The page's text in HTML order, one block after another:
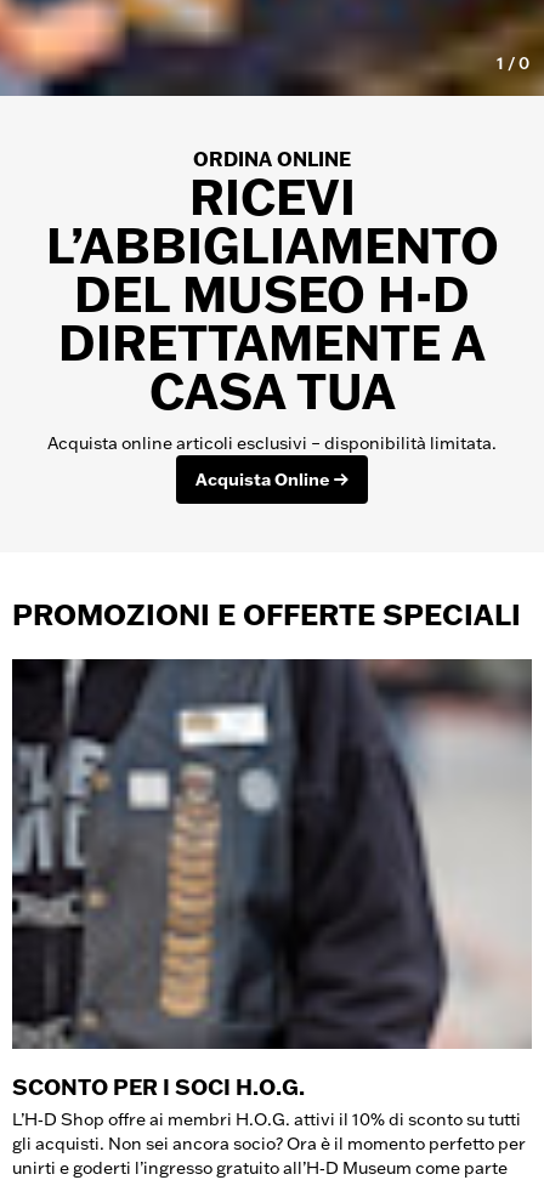
1 /0
ORDINA ONLINE
RICEVI
L’ABBIGLIAMENTO
DEL MUSEO H-D
DIRETTAMENTE A
CASA TUA
Acquista online articoli esclusivi – disponibilità limitata.
Acquista Online
PROMOZIONI E OFFERTE SPECIALI
SCONTO PER I SOCI H.O.G.
L’H‑D Shop offre ai membri H.O.G. attivi il 10% di sconto su tutti
gli acquisti. Non sei ancora socio? Ora è il momento perfetto per
unirti e goderti l’ingresso gratuito all’H‑D Museum come parte